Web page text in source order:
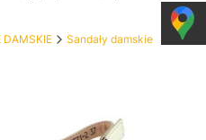
DAMSKIE Sandały damskie